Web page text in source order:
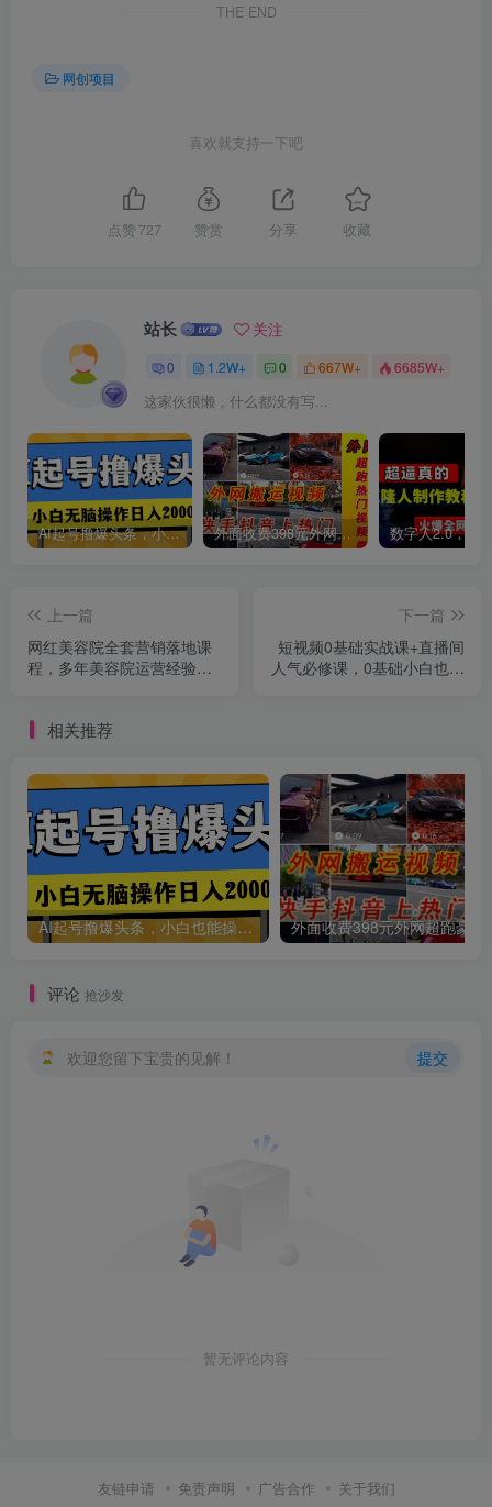
THE END
网创项目
喜欢就支持一下吧
点赞 727 赞赏 分享 收藏
站长 关注
0 1.2W+ 0 667W+ 6685W+
这家伙很懒，什么都没有写...
AI起号撸爆头条，小白也能操作，日入2000+ 外面收费398元外网超跑豪车汽车视频搬运至快手抖音上热门项目
上一篇
网红美容院全套营销落地课
程，多年美容院运营经验，
下一篇
短视频0基础实战课+直播间
人气必修课，0基础小白也能
相关推荐
AI起号撸爆头条，小白也能操作，日入2000+
评论 抢沙发
欢迎您留下宝贵的见解！ 提交
暂无评论内容
友链申请 免责声明 广告合作 关于我们